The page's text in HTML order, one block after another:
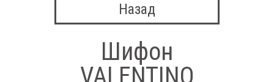
Назад
Шифон
VALENTINO